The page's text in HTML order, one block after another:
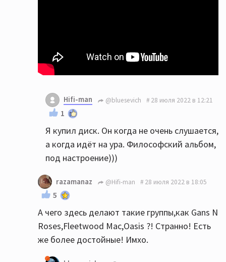
Hifi-man @bluesevich 28 июля 2022 в 12:21
1
Я купил диск. Он когда не очень слушается,
а когда идёт на ура. Философский альбом,
под настроение)))
razamanaz @Hifi-man 28 июля 2022 в 18:05
5
А чего здесь делают такие группы,как Gans N
Roses,Fleetwood Mac,Oasis ?! Странно! Есть
же более достойные! Имхо.